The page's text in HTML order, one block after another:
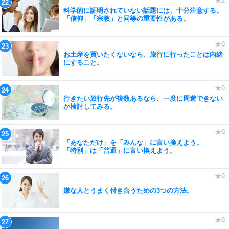
科学的に証明されていない話題には、十分注意する。
「信仰」「宗教」と同等の重要性がある。
お土産を買いたくないなら、旅行に行ったことは内緒
にすること。
行きたい旅行先が複数あるなら、一度に周遊できない
か検討してみる。
「あなただけ」を「みんな」に言い換えよう。
「特別」は「普通」に言い換えよう。
嫌な人とうまく付き合うための3つの方法。